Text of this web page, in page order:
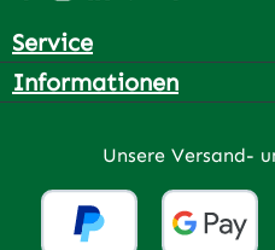
Service
Informationen
Unsere Versand-